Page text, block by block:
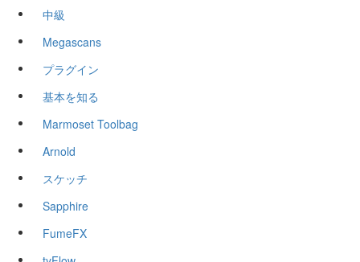
中級
Megascans
プラグイン
基本を知る
Marmoset Toolbag
Arnold
スケッチ
Sapphire
FumeFX